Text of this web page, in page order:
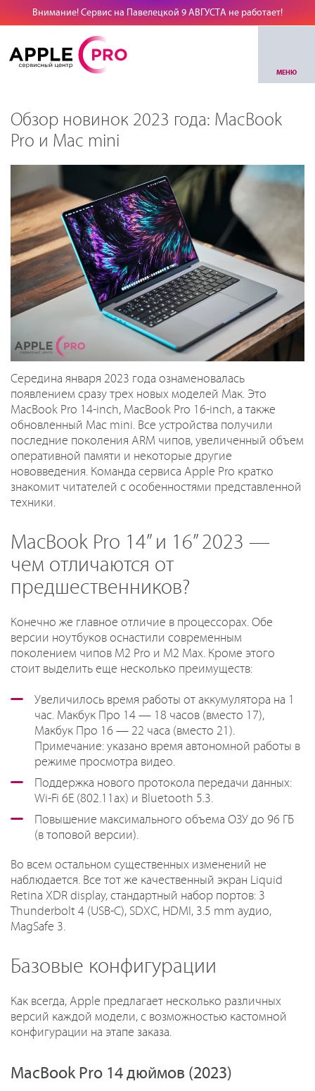
Внимание! Сервис на Павелецкой 9 АВГУСТА не работает!
МЕНЮ
Обзор новинок 2023 года: MacBook
Pro и Mac mini
Середина января 2023 года ознаменовалась
появлением сразу трех новых моделей Мак. Это
MacBook Pro 14-inch, MacBook Pro 16-inch, а также
обновленный Mac mini. Все устройства получили
последние поколения ARM чипов, увеличенный объем
оперативной памяти и некоторые другие
нововведения. Команда сервиса Apple Pro кратко
знакомит читателей с особенностями представленной
техники.
MacBook Pro 14” и 16” 2023 —
чем отличаются от
предшественников?
Конечно же главное отличие в процессорах. Обе
версии ноутбуков оснастили современным
поколением чипов M2 Pro и M2 Max. Кроме этого
стоит выделить еще несколько преимуществ:
Увеличилось время работы от аккумулятора на 1
час. Макбук Про 14 — 18 часов (вместо 17),
Макбук Про 16 — 22 часа (вместо 21).
Примечание: указано время автономной работы в
режиме просмотра видео.
Поддержка нового протокола передачи данных:
Wi-Fi 6E (802.11ax) и Bluetooth 5.3.
Повышение максимального объема ОЗУ до 96 ГБ
(в топовой версии).
Во всем остальном существенных изменений не
наблюдается. Все тот же качественный экран Liquid
Retina XDR display, стандартный набор портов: 3
Thunderbolt 4 (USB-C), SDXC, HDMI, 3.5 mm аудио,
MagSafe 3.
Базовые конфигурации
Как всегда, Apple предлагает несколько различных
версий каждой модели, с возможностью кастомной
конфигурации на этапе заказа.
MacBook Pro 14 дюймов (2023)